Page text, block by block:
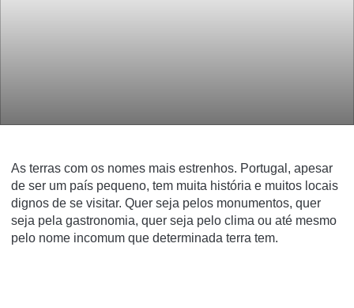
As terras com os nomes mais estrenhos. Portugal, apesar
de ser um país pequeno, tem muita história e muitos locais
dignos de se visitar. Quer seja pelos monumentos, quer
seja pela gastronomia, quer seja pelo clima ou até mesmo
pelo nome incomum que determinada terra tem.